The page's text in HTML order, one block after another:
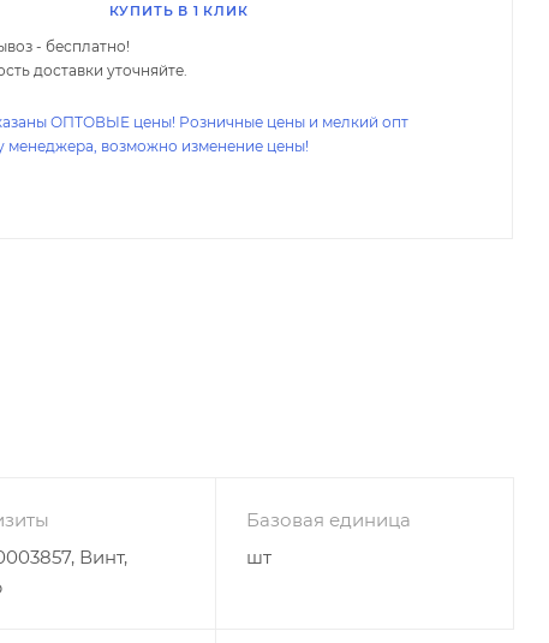
КУПИТЬ В 1 КЛИК
- бесплатно!
доставки уточняйте.
ОПТОВЫЕ цены! Розничные цены и мелкий опт
менеджера, возможно изменение цены!
Винт,
Базовая единица
шт